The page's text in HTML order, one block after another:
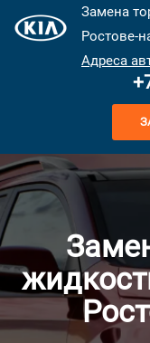
Замена
Ростове-
Адреса